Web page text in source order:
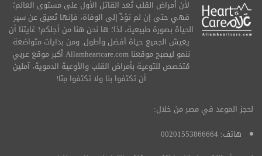
لأن أمراض القلب تُعد القاتل الأول على مستوى العالم؛
فهي حتى إن لم تؤدِّ إلى الوفاة، فإنها تُعيق عن سير
الحياة بصورة طبيعية، لذا؛ ها نحن هنا من أجلكم! غايتنا أن
يعيش الجميع حياة أفضل وأطول. ومن بدايات متواضعة
ننمو ليصبح موقعنا Allamheartcare.com أكبر موقع عربي
مُتخصص للتوعية بأمراض القلب والأوعية الدموية، آملين
أن تكتفوا بنا ولا تكتفوا مِنّا!
لحجز الموعد في مصر من خلال:
هاتف: 00201553866664